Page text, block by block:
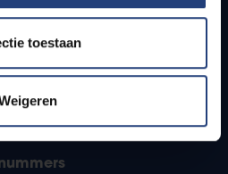
toestaan
scholen